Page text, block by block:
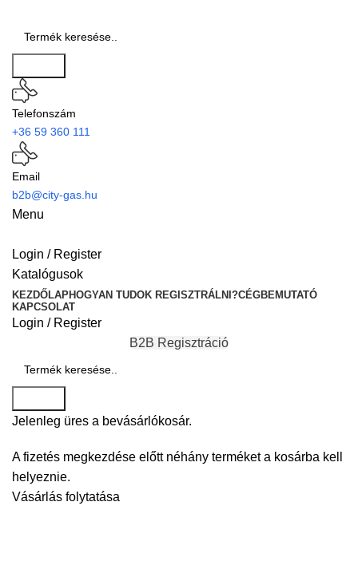
Telefonszám
+36 59 360 111
Email
b2b@city-gas.hu
Menu
Login / Register
Katalógusok
KEZDŐLAPHOGYAN TUDOK REGISZTRÁLNI?CÉGBEMUTATÓ
KAPCSOLAT
Login / Register
B2B Regisztráció
Jelenleg üres a bevásárlókosár.
A fizetés megkezdése előtt néhány terméket a kosárba kell
helyeznie.
Vásárlás folytatása